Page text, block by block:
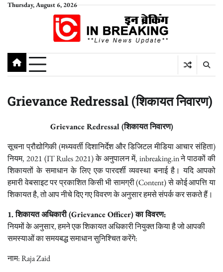
SkipThursday, August 6, 2026
Grievance Redressal (शिकायत निवारण)
Grievance Redressal (शिकायत निवारण)
सूचना प्रौद्योगिकी (मध्यवर्ती दिशानिर्देश और डिजिटल मीडिया आचार संहिता)
नियम, 2021 (IT Rules 2021) के अनुपालन में, inbreaking.in ने पाठकों की
शिकायतों के समाधान के लिए एक पारदर्शी व्यवस्था बनाई है। यदि आपको
हमारी वेबसाइट पर प्रकाशित किसी भी सामग्री (Content) से कोई आपत्ति या
शिकायत है, तो आप नीचे दिए गए विवरण के अनुसार हमसे संपर्क कर सकते हैं।
1. शिकायत अधिकारी (Grievance Officer) का विवरण:
नियमों के अनुसार, हमने एक शिकायत अधिकारी नियुक्त किया है जो आपकी
समस्याओं का समयबद्ध समाधान सुनिश्चित करेंगे:
नाम: Raja Zaid